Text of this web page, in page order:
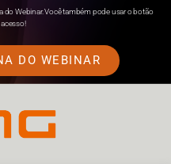
do Webinar. Você também pode usar o botão
DO WEBINAR